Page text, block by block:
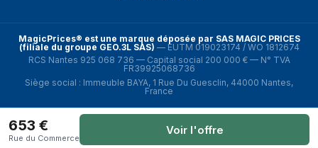
653 €
Rue du Commerce
Voir l'offre
MagicPrices® est une marque déposée par SAS MAGIC PRICES
(filiale du groupe GEO.3L SAS) — EUTM 019023174 / WO 1812674
RCS Nantes 925 068 736 — Capital social 200 000 € — N° TVA
FR39925068736
Siège social : Immeuble BAYA, 1 Rue Du Guesclin, 44000 Nantes,
France
Magic Prices